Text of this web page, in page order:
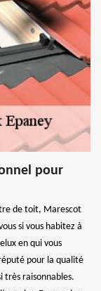
pour
de toit, Marescot
si vous habitez à
en qui vous
pour la qualité
très raisonnables.